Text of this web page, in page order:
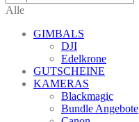
Alle
GIMBALS
DJI
Edelkrone
GUTSCHEINE
KAMERAS
Blackmagic
Bundle Angebote